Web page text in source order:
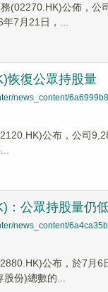
務(02270.HK)公佈，
7月21日，...
恢復公眾持股量
news_content/
公布，公司
：公眾持股量仍
news_content/
公布，於7月
份)總數的...